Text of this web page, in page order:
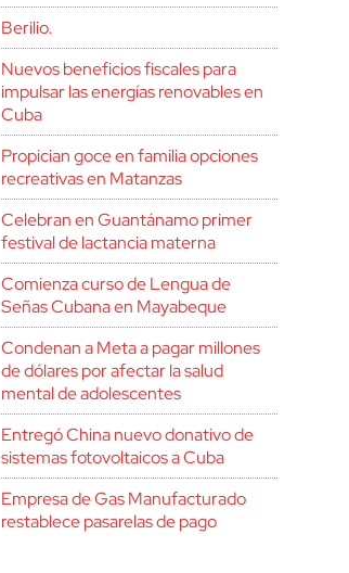
Berilio.
Nuevos beneficios fiscales para
impulsar las energías renovables en
Cuba
Propician goce en familia opciones
recreativas en Matanzas
Celebran en Guantánamo primer
festival de lactancia materna
Comienza curso de Lengua de
Señas Cubana en Mayabeque
Condenan a Meta a pagar millones
de dólares por afectar la salud
mental de adolescentes
Entregó China nuevo donativo de
sistemas fotovoltaicos a Cuba
Empresa de Gas Manufacturado
restablece pasarelas de pago